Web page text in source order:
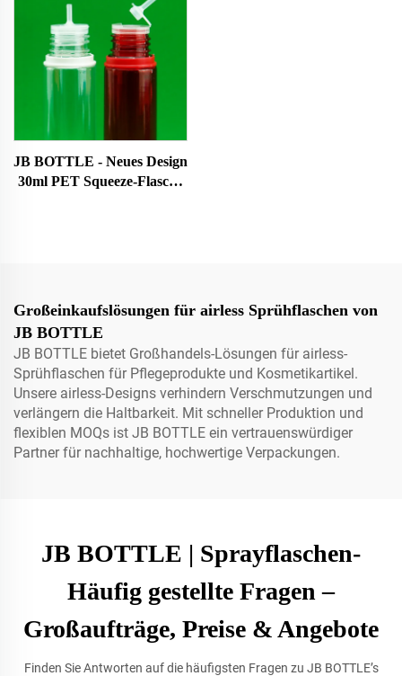
JB BOTTLE - Neues Design
30ml PET Squeeze-Flasche
Großeinkaufslösungen für airless Sprühflaschen von
JB BOTTLE
JB BOTTLE bietet Großhandels-Lösungen für airless-
Sprühflaschen für Pflegeprodukte und Kosmetikartikel.
Unsere airless-Designs verhindern Verschmutzungen und
verlängern die Haltbarkeit. Mit schneller Produktion und
flexiblen MOQs ist JB BOTTLE ein vertrauenswürdiger
Partner für nachhaltige, hochwertige Verpackungen.
JB BOTTLE | Sprayflaschen-
Häufig gestellte Fragen –
Großaufträge, Preise & Angebote
Finden Sie Antworten auf die häufigsten Fragen zu JB BOTTLE’s